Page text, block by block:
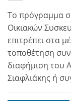
Το πρόγραμμα
Οικιακών
επιτρέπει στα
τοποθέτηση
διαφήμιση του
Σιαφλιάκης ή